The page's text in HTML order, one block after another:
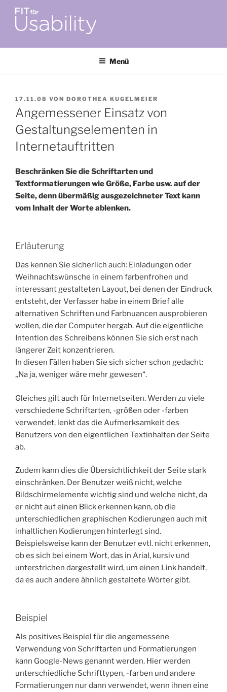
Zum
Inhalt
springen
FIT FÜR USABILITY
Menü
VERÖFFENTLICHT
AM
17.11.08 VON DOROTHEA KUGELMEIER
Angemessener Einsatz von
Gestaltungselementen in
Internetauftritten
Beschränken Sie die Schriftarten und
Textformatierungen wie Größe, Farbe usw. auf der
Seite, denn übermäßig ausgezeichneter Text kann
vom Inhalt der Worte ablenken.
Erläuterung
Das kennen Sie sicherlich auch: Einladungen oder
Weihnachtswünsche in einem farbenfrohen und
interessant gestalteten Layout, bei denen der Eindruck
entsteht, der Verfasser habe in einem Brief alle
alternativen Schriften und Farbnuancen ausprobieren
wollen, die der Computer hergab. Auf die eigentliche
Intention des Schreibens können Sie sich erst nach
längerer Zeit konzentrieren.
In diesen Fällen haben Sie sich sicher schon gedacht:
„Na ja, weniger wäre mehr gewesen“.
Gleiches gilt auch für Internetseiten. Werden zu viele
verschiedene Schriftarten, -größen oder -farben
verwendet, lenkt das die Aufmerksamkeit des
Benutzers von den eigentlichen Textinhalten der Seite
ab.
Zudem kann dies die Übersichtlichkeit der Seite stark
einschränken. Der Benutzer weiß nicht, welche
Bildschirmelemente wichtig sind und welche nicht, da
er nicht auf einen Blick erkennen kann, ob die
unterschiedlichen graphischen Kodierungen auch mit
inhaltlichen Kodierungen hinterlegt sind.
Beispielsweise kann der Benutzer evtl. nicht erkennen,
ob es sich bei einem Wort, das in Arial, kursiv und
unterstrichen dargestellt wird, um einen Link handelt,
da es auch andere ähnlich gestaltete Wörter gibt.
Beispiel
Als positives Beispiel für die angemessene
Verwendung von Schriftarten und Formatierungen
kann Google-News genannt werden. Hier werden
unterschiedliche Schrifttypen, -farben und andere
Formatierungen nur dann verwendet, wenn ihnen eine